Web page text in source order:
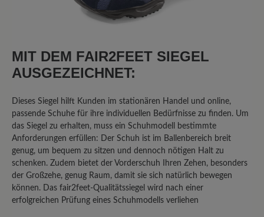
Bewertung mit 1 von 5 Sternen
Klobiger Schuh in schöner Farbe
Ich habe diesen Schuh gewählt, da ich
Problemfüsse habe und einen
gesucht habe. Glücklich bin ich damit
jedoch nicht. Die Sohle hat kein
Abrollverhalten, das Innenteil besteht
aus nicht atmungsaktivem Material, das
schon nach einmaligem Tragen
unangenehm riecht. Die Schuhe sind
klobig und nach 1 stündigem
Spaziergang hatte ich sehr gestresste
MIT DEM FAIR2FEET SIEGEL
AUSGEZEICHNET:
Dieses Siegel hilft Kunden im stationären Handel und online,
passende Schuhe für ihre individuellen Bedürfnisse zu finden. Um
das Siegel zu erhalten, muss ein Schuhmodell bestimmte
Anforderungen erfüllen: Der Schuh ist im Ballenbereich breit
genug, um bequem zu sitzen und dennoch nötigen Halt zu
schenken. Zudem bietet der Vorderschuh Ihren Zehen, besonders
der Großzehe, genug Raum, damit sie sich natürlich bewegen
können. Das fair2feet-Qualitätssiegel wird nach einer
erfolgreichen Prüfung eines Schuhmodells verliehen